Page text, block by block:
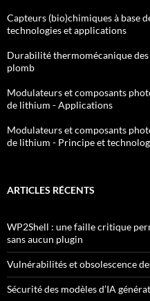
Capteurs (bio)chimiques à base
technologies et applications
Durabilité thermomécanique des
plomb
Modulateurs et composants
de lithium - Applications
Modulateurs et composants
de lithium - Principe et
ARTICLES RÉCENTS
WP2Shell : une faille critique
sans aucun plugin
Vulnérabilités et obsolescence
Sécurité des modèles d’IA